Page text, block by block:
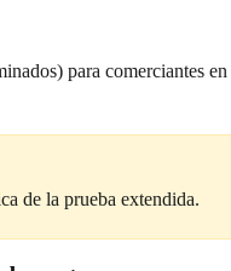
para comerciantes en
de la prueba extendida.